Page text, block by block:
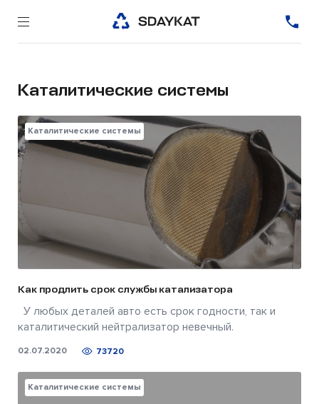
Каталитические системы
Каталитические системы
Как продлить срок службы катализатора
У любых деталей авто есть срок годности, так и
каталитический нейтрализатор невечный.
02.07.2020 73720
Каталитические системы